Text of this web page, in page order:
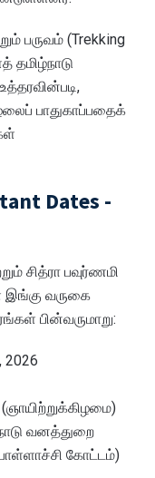
பருவம் (Trekking
தமிழ்நாடு
பாதுகாப்பதைக்
Dates -
சித்ரா பவுர்ணமி
வருகை
பின்வருமாறு:
2026
வனத்துறை
கோட்டம்)